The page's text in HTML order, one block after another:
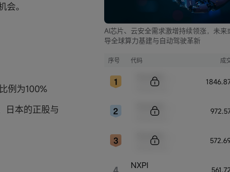
会。
例为100%
日本的正股与
AI芯片、云安全需求激增持续领涨，未来
导全球算力基建与自动驾驶革新
序号 代码 成
NXPI